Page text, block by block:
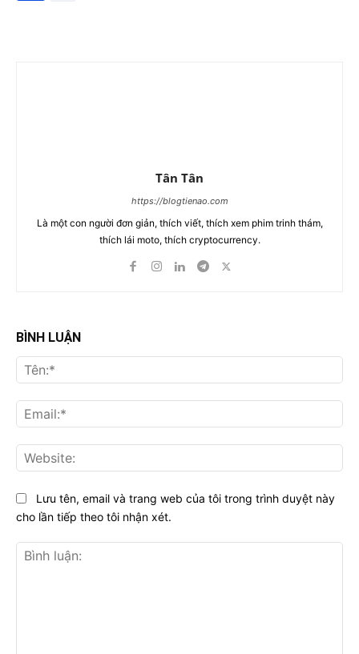
Tân Tân
https://blogtienao.com
Là một con người đơn giản, thích viết, thích xem phim trinh thám,
thích lái moto, thích cryptocurrency.
BÌNH LUẬN
Lưu tên, email và trang web của tôi trong trình duyệt này
cho lần tiếp theo tôi nhận xét.